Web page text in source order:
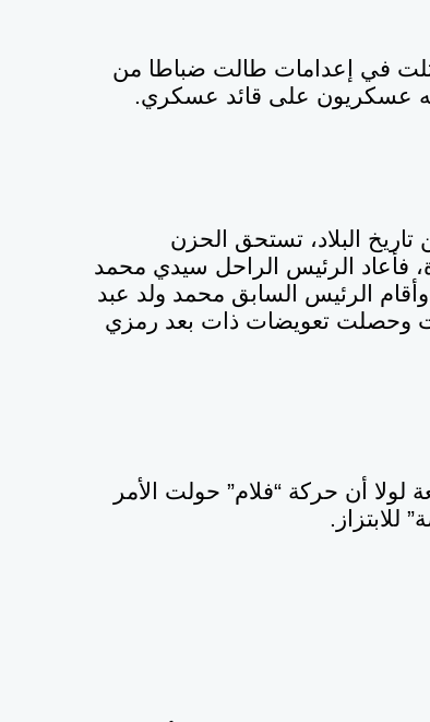
تمثلت في إعدامات طالت ضباطا من
عسكريون على قائد عسكري.
أليمة من تاريخ البلاد، تستحق الحزن
فأعاد الرئيس الراحل سيدي محمد
وأقام الرئيس السابق محمد ولد عبد
وحصلت تعويضات ذات بعد رمزي
أن حركة “فلام” حولت الأمر
للابتزاز.